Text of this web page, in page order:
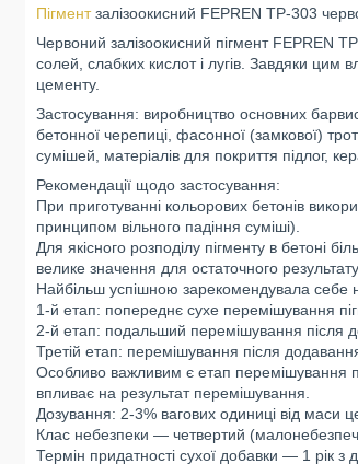
Пігментзалізоокисний FEPREN TP-303
Червоний залізоокисний пігмент FEPREN
солей, слабких кислот і лугів. Завдяки цим
цементу.
Застосування: виробництво основних
бетонної черепиці, фасонної (замкової)
сумішей, матеріалів для покриття підлог,
Рекомендації щодо застосування:
При приготуванні кольорових бетонів
принципом вільного падіння суміші).
Для якісного розподілу пігменту в бетоні
велике значення для остаточного
Найбільш успішною зарекомендувала себе
1-й етап: попереднє сухе перемішування
2-й етап: подальший перемішування після
Третій етап: перемішування після
Особливо важливим є етап перемішування
впливає на результат перемішування.
Дозування: 2-3% вагових одиниці від маси
Клас небезпеки ― четвертий
Термін придатності сухої добавки ― 1 рік з